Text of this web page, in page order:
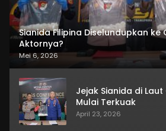
Sianida Filipina Diselundupkan
Aktornya?
Mei 6, 2026
Jejak Sianida di
Mulai Terkuak
April 23, 2026